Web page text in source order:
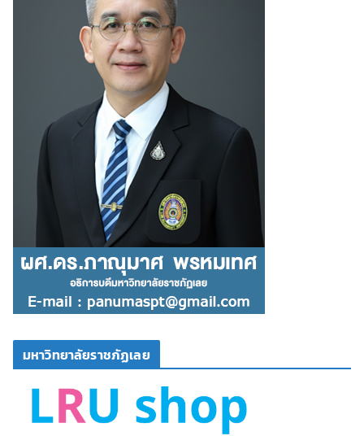
มหาวิทยาลัยราชภัฏเลย